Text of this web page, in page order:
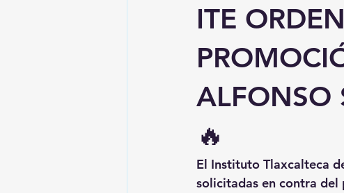
ITE
ALFONSO
🔥
El Instituto Tlaxcalteca
solicitadas en contra del